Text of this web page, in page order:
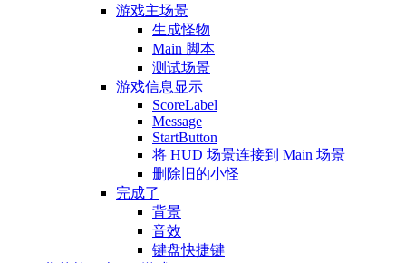
游戏主场景
生成怪物
Main 脚本
测试场景
游戏信息显示
ScoreLabel
Message
StartButton
将 HUD 场景连接到 Main 场景
删除旧的小怪
完成了
背景
音效
键盘快捷键